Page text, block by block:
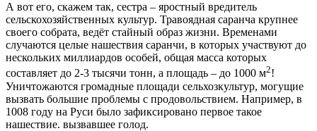
А вот его, скажем так, сестра – яростный вредитель
сельскохозяйственных культур. Травоядная саранча крупнее
своего собрата, ведёт стайный образ жизни. Временами
случаются целые нашествия саранчи, в которых участвуют до
нескольких миллиардов особей, общая масса которых
составляет до 2-3 тысячи тонн, а площадь – до 1000 м2!
Уничтожаются громадные площади сельхозкультур, могущие
вызвать большие проблемы с продовольствием. Например, в
1008 году на Руси было зафиксировано первое такое
нашествие. вызвавшее голод.